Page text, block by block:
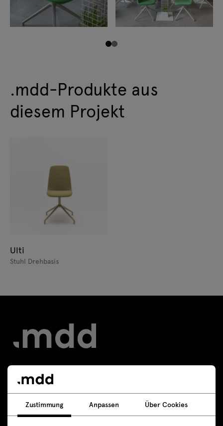
.mdd-Produkte aus
diesem Projekt
Ulti
Stuhl Drehbasis
Kontakt
+49 800 589 3836
Zustimmung Anpassen Über Cookies